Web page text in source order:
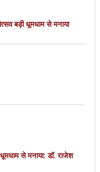
बड़ी धूमधाम से मनाया
से मनाया: डॉ. राजेश